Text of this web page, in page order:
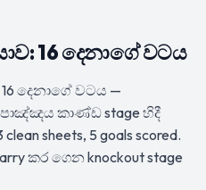
16 දෙනාගේ වටය
දෙනාගේ වටය —
කාණ්ඩ stage හිදී
sheets, 5 goals scored.
කර ගෙන knockout stage